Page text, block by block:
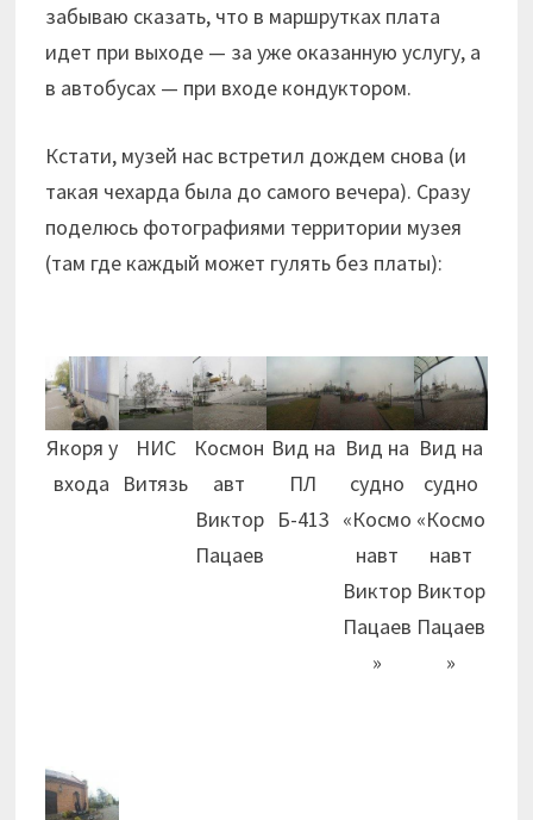
забываю сказать, что в маршрутках плата
идет при выходе — за уже оказанную услугу, а
в автобусах — при входе кондуктором.
Кстати, музей нас встретил дождем снова (и
такая чехарда была до самого вечера). Сразу
поделюсь фотографиями территории музея
(там где каждый может гулять без платы):
Якоря у
входа
НИС
Витязь
Космон
авт
Виктор
Пацаев
Вид на
ПЛ
Б-413
Вид на
судно
«Космо
навт
Виктор
Пацаев
»
Вид на
судно
«Космо
навт
Виктор
Пацаев
»